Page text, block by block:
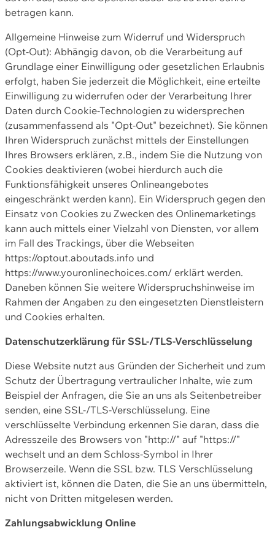
betragen kann.
Allgemeine Hinweise zum Widerruf und Widerspruch
(Opt-Out): Abhängig davon, ob die Verarbeitung auf
Grundlage einer Einwilligung oder gesetzlichen Erlaubnis
erfolgt, haben Sie jederzeit die Möglichkeit, eine erteilte
Einwilligung zu widerrufen oder der Verarbeitung Ihrer
Daten durch Cookie-Technologien zu widersprechen
(zusammenfassend als "Opt-Out" bezeichnet). Sie können
Ihren Widerspruch zunächst mittels der Einstellungen
Ihres Browsers erklären, z.B., indem Sie die Nutzung von
Cookies deaktivieren (wobei hierdurch auch die
Funktionsfähigkeit unseres Onlineangebotes
eingeschränkt werden kann). Ein Widerspruch gegen den
Einsatz von Cookies zu Zwecken des Onlinemarketings
kann auch mittels einer Vielzahl von Diensten, vor allem
im Fall des Trackings, über die Webseiten
https://optout.aboutads.info und
https://www.youronlinechoices.com/ erklärt werden.
Daneben können Sie weitere Widerspruchshinweise im
Rahmen der Angaben zu den eingesetzten Dienstleistern
und Cookies erhalten.
Datenschutzerklärung für SSL-/TLS-Verschlüsselung
Diese Website nutzt aus Gründen der Sicherheit und zum
Schutz der Übertragung vertraulicher Inhalte, wie zum
Beispiel der Anfragen, die Sie an uns als Seitenbetreiber
senden, eine SSL-/TLS-Verschlüsselung. Eine
verschlüsselte Verbindung erkennen Sie daran, dass die
Adresszeile des Browsers von "http://" auf "https://"
wechselt und an dem Schloss-Symbol in Ihrer
Browserzeile. Wenn die SSL bzw. TLS Verschlüsselung
aktiviert ist, können die Daten, die Sie an uns übermitteln,
nicht von Dritten mitgelesen werden.
Zahlungsabwicklung Online